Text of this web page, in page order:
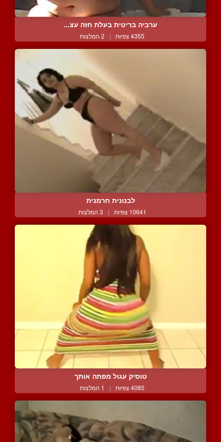
ערביה בריטית בעלת חזה עצ...
4355 צפיות | 2 המלצות
לבנונית חרמנית
10641 צפיות | 3 המלצות
טוסיק עגול מפתה אותך
4085 צפיות | 1 המלצות